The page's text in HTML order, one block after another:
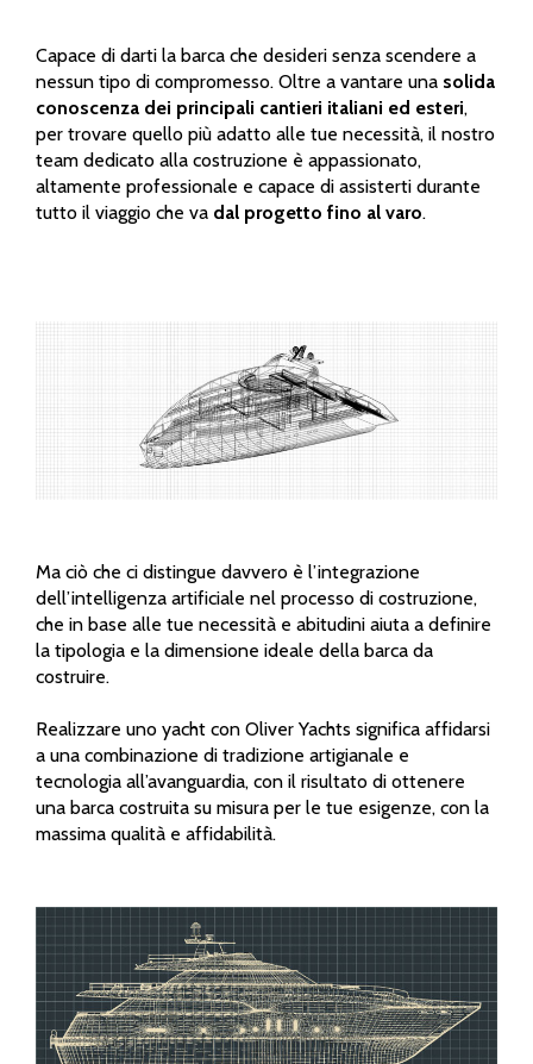
Capace di darti la barca che desideri senza scendere a
nessun tipo di compromesso. Oltre a vantare una solida
conoscenza dei principali cantieri italiani ed esteri,
per trovare quello più adatto alle tue necessità, il nostro
team dedicato alla costruzione è appassionato,
altamente professionale e capace di assisterti durante
tutto il viaggio che va dal progetto fino al varo.
Ma ciò che ci distingue davvero è l’integrazione
dell’intelligenza artificiale nel processo di costruzione,
che in base alle tue necessità e abitudini aiuta a definire
la tipologia e la dimensione ideale della barca da
costruire.
Realizzare uno yacht con Oliver Yachts significa affidarsi
a una combinazione di tradizione artigianale e
tecnologia all’avanguardia, con il risultato di ottenere
una barca costruita su misura per le tue esigenze, con la
massima qualità e affidabilità.